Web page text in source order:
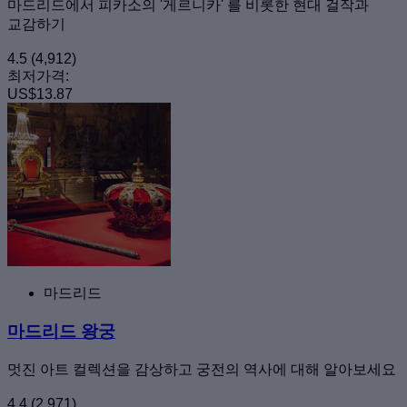
마드리드에서 피카소의 '게르니카' 를 비롯한 현대 걸작과
교감하기
4.5 (4,912)
최저가격:
US$13.87
마드리드
마드리드 왕궁
멋진 아트 컬렉션을 감상하고 궁전의 역사에 대해 알아보세요
4.4 (2,971)